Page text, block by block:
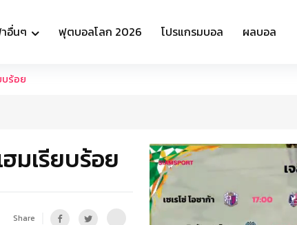
อื่นๆ ฟุตบอลโลก 2026 โปรแกรมบอล ผลบอล
บร้อย
มเรียบร้อย
Share